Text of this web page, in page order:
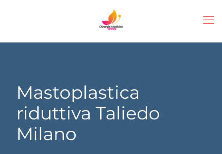
Mastoplastica
riduttiva Taliedo
Milano